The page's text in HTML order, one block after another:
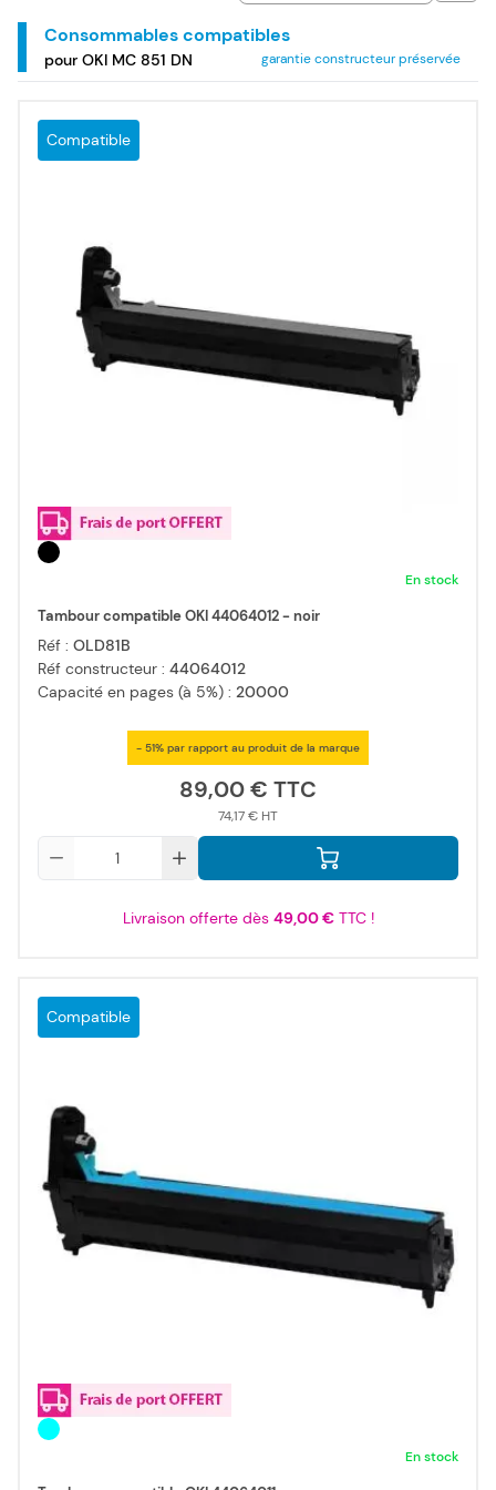
Consommables compatibles
garantie constructeur préservée
pour OKI MC 851 DN
Compatible
En stock
Tambour compatible OKI 44064012 - noir
Réf : OLD81B
Réf constructeur : 44064012
Capacité en pages (à 5%) : 20000
- 51% par rapport au produit de la marque
89,00 €
74,17 €
Livraison offerte dès 49,00 €TTC !
Compatible
En stock